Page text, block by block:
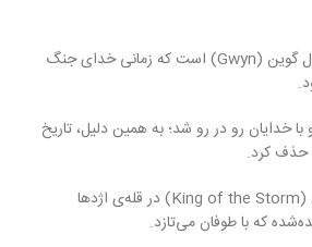
به‌احتمال بسیار، پسر اول گوین (Gwyn) است که زمانی خدای جنگ
خدایان رو در رو شد؛ به همین دلیل، تاریخ
حذف کرد.
اکنون سوار بر اژدهایش (King of the Storm) در قله‌ی اژدها
که با طوفان می‌تازد.